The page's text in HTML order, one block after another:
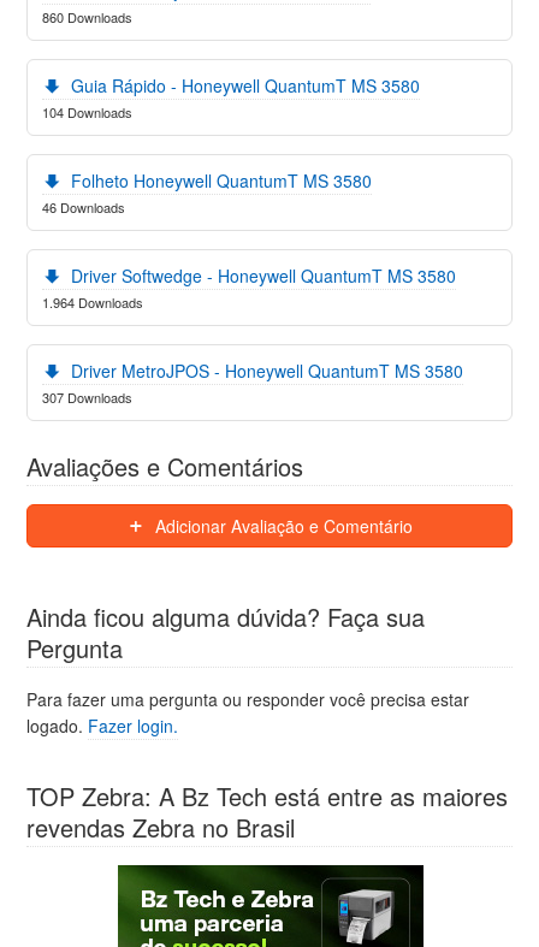
860 Downloads
Guia Rápido - Honeywell QuantumT MS 3580
104 Downloads
Folheto Honeywell QuantumT MS 3580
46 Downloads
Driver Softwedge - Honeywell QuantumT MS 3580
1.964 Downloads
Driver MetroJPOS - Honeywell QuantumT MS 3580
307 Downloads
Avaliações e Comentários
Adicionar Avaliação e Comentário
Ainda ficou alguma dúvida? Faça sua
Pergunta
Para fazer uma pergunta ou responder você precisa estar
logado. Fazer login.
TOP Zebra: A Bz Tech está entre as maiores
revendas Zebra no Brasil